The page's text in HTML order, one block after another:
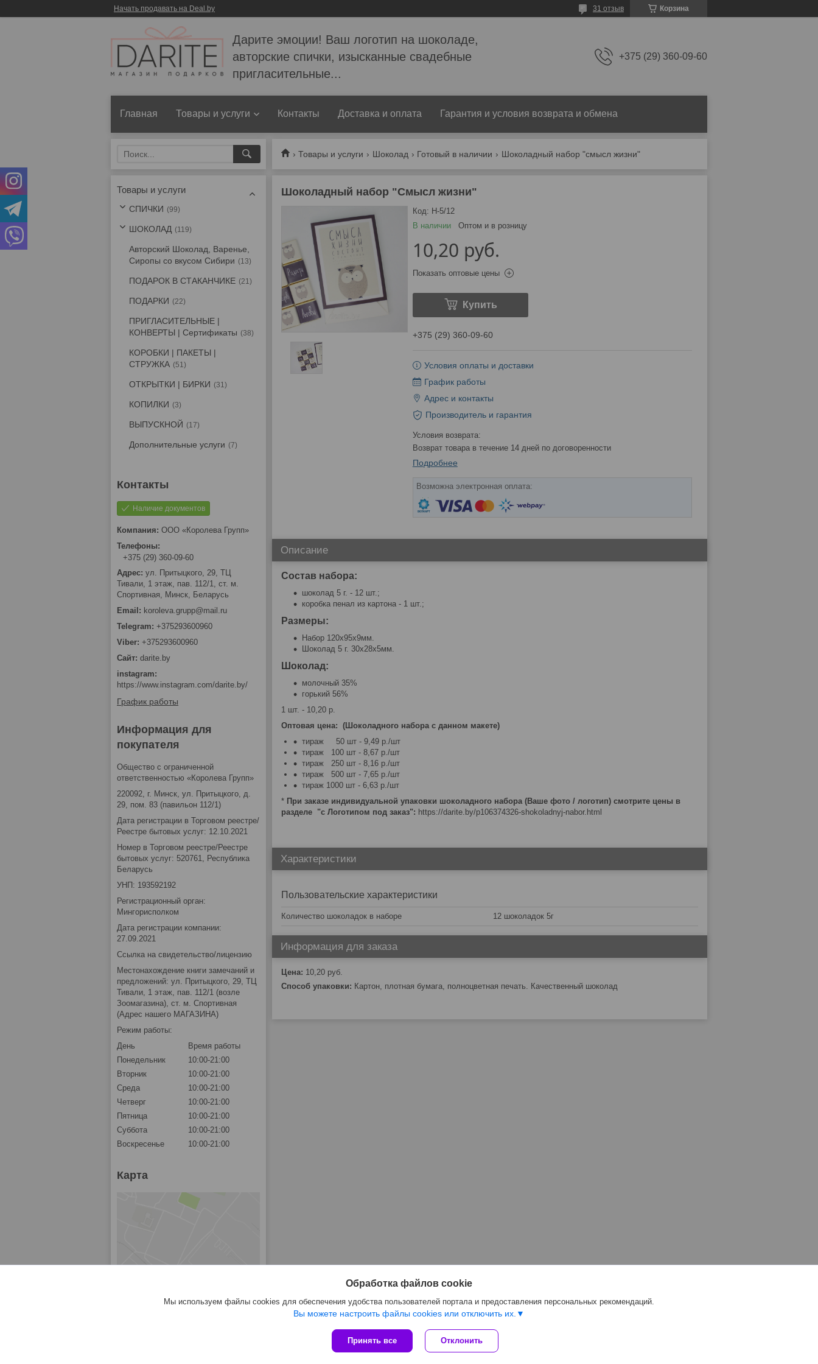
Начать продавать на Deal.by Корзина
31 отзыв
Дарите эмоции! Ваш логотип на шоколаде,
авторские спички, изысканные свадебные
пригласительные...
+375 (29) 360-09-60
Главная Товары и услуги Контакты Доставка и оплата Гарантия и условия возврата и обмена
Товары и услуги Шоколад Готовый в наличии Шоколадный набор "смысл жизни"
Шоколадный набор "Смысл жизни"
В наличии Оптом и в розницу
Код: Н-5/12
10,20 руб.
Показать оптовые цены
Купить
+375 (29) 360-09-60
Условия оплаты и доставки
График работы
Адрес и контакты
Производитель и гарантия
возврат товара в течение 14 дней по договоренности
Подробнее
Описание
Состав набора:
шоколад 5 г. - 12 шт.;
коробка пенал из картона - 1 шт.;
Размеры:
Набор 120х95х9мм.
Шоколад 5 г. 30х28х5мм.
Шоколад:
молочный 35%
горький 56%
1 шт. - 10,20 р.
Оптовая цена: (Шоколадного набора с данном макете)
тираж 50 шт - 9,49 р./шт
тираж 100 шт - 8,67 р./шт
тираж 250 шт - 8,16 р./шт
тираж 500 шт - 7,65 р./шт
тираж 1000 шт - 6,63 р./шт
* При заказе индивидуальной упаковки шоколадного набора (Ваше фото / логотип) смотрите цены в
разделе "с Логотипом под заказ": https://darite.by/p106374326-shokoladnyj-nabor.html
Характеристики
Пользовательские характеристики
Количество шоколадок в наборе 12 шоколадок 5г
Информация для заказа
Цена: 10,20 руб.
Способ упаковки: Картон, плотная бумага, полноцветная печать. Качественный шоколад
Товары и услуги
СПИЧКИ 99
ШОКОЛАД 119
Авторский Шоколад, Варенье,
Сиропы со вкусом Сибири
13
ПОДАРОК В СТАКАНЧИКЕ 21
ПОДАРКИ 22
ПРИГЛАСИТЕЛЬНЫЕ |
КОНВЕРТЫ | Сертификаты
38
КОРОБКИ | ПАКЕТЫ |
СТРУЖКА
51
ОТКРЫТКИ | БИРКИ 31
КОПИЛКИ 3
ВЫПУСКНОЙ 17
Дополнительные услуги 7
Наличие документов
ООО «Королева Групп»
+375 (29) 360-09-60
ул. Притыцкого, 29, ТЦ
Тивали, 1 этаж, пав. 112/1, ст. м.
Спортивная, Минск, Беларусь
koroleva.grupp@mail.ru
+375293600960
+375293600960
darite.by
instagram
https://www.instagram.com/darite.by/
График работы
Информация для
покупателя
Общество с ограниченной
ответственностью «Королева Групп»
220092, г. Минск, ул. Притыцкого, д.
29, пом. 83 (павильон 112/1)
Дата регистрации в Торговом реестре/
Реестре бытовых услуг: 12.10.2021
Номер в Торговом реестре/Реестре
бытовых услуг: 520761, Республика
Беларусь
УНП: 193592192
Регистрационный орган:
Мингорисполком
Дата регистрации компании:
27.09.2021
Ссылка на свидетельство/лицензию
Местонахождение книги замечаний и
предложений: ул. Притыцкого, 29, ТЦ
Тивали, 1 этаж, пав. 112/1 (возле
Зоомагазина), ст. м. Спортивная
(Адрес нашего МАГАЗИНА)
Режим работы:
День
Время работы
Понедельник
10:00-21:00
Вторник
10:00-21:00
Среда
10:00-21:00
Четверг
10:00-21:00
Пятница
10:00-21:00
Суббота
10:00-21:00
Воскресенье
10:00-21:00
Карта
Сайт создан на платформе Deal.by
Политика обработки файлов cookies
Обработка файлов cookie
Мы используем файлы cookies для обеспечения удобства пользователей портала и предоставления персональных рекомендаций.
Вы можете настроить файлы cookies или отключить их.
Принять все Отклонить